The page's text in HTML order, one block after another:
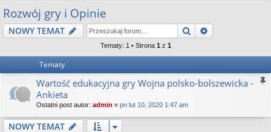
j
…
ę
j
Rozwój gry i Opinie
NOWY TEMAT Szukaj
Tematy: 1 • Strona 1 z 1
Tematy
Wartość edukacyjna gry Wojna polsko-bolszewicka -
Ankieta
Ostatni post autor: admin « pn lut 10, 2020 1:47 am
NOWY TEMAT